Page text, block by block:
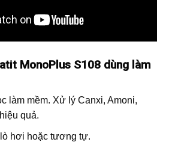
MonoPlus S108 dùng làm
làm mềm. Xử lý Canxi, Amoni,
quả.
hơi hoặc tương tự.